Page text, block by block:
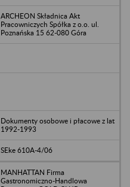
ARCHEON Składnica Akt
Pracowniczych Spółka z o.o. ul.
Poznańska 15 62-080 Góra
Dokumenty osobowe i płacowe z lat
1992-1993
SEke 610A-4/06
MANHATTAN Firma
Gastronomiczno-Handlowa